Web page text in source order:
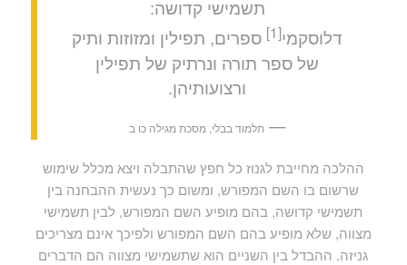
תשמישי קדושה:
דלוסקמי[1]
ספרים, תפילין ומזוזות ותיק
של ספר תורה ונרתיק של תפילין
ורצועותיהן.
—תלמוד בבלי, מסכת מגילה כו ב
ההלכה מחייבת לגנוז כל חפץ שהתבלה ויצא מכלל שימוש
שרשום בו השם המפורש, ומשום כך נעשית ההבחנה בין
תשמישי קדושה, בהם מופיע השם המפורש, לבין תשמישי
מצווה, שלא מופיע בהם השם המפורש ולפיכך אינם מצריכים
גניזה. ההבדל בין השניים הוא שתשמישי מצווה הם הדברים